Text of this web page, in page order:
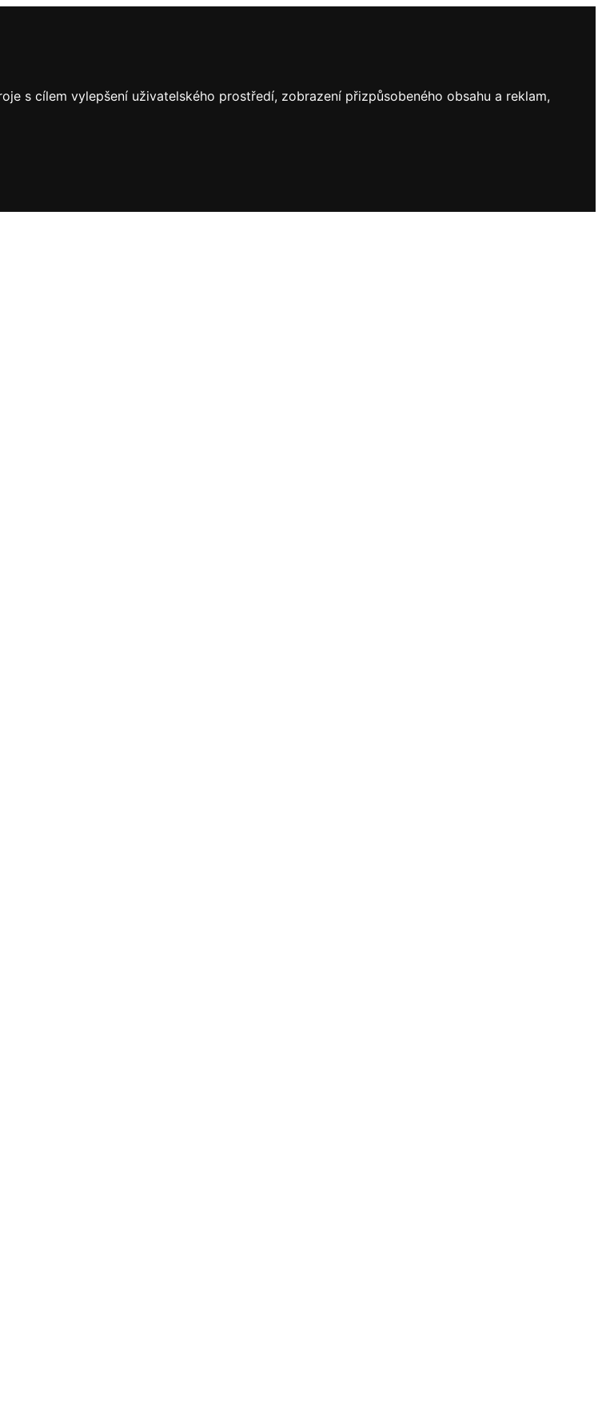
s cílem vylepšení uživatelského prostředí, zobrazení přizpůsobeného obsahu a reklam,